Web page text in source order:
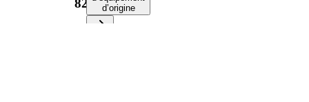
828001d’origine